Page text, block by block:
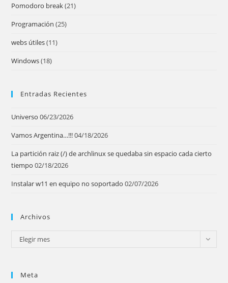
Pomodoro break(21)
Programación (25)
webs útiles(11)
Windows(18)
Entradas Recientes
Universo 06/23/2026
Vamos Argentina…!!!04/18/2026
La partición raiz (/) de archlinux se quedaba sin espacio cada cierto
tiempo 02/18/2026
Instalar w11 en equipo no soportado 02/07/2026
Archivos
Archivos
Elegir mes
Meta